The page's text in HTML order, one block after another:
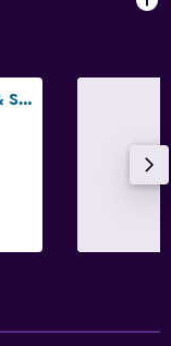
Hazlewood Castle & Spa